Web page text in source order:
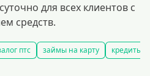
для всех клиентов с
средств.
птс займы на карту кредиты и